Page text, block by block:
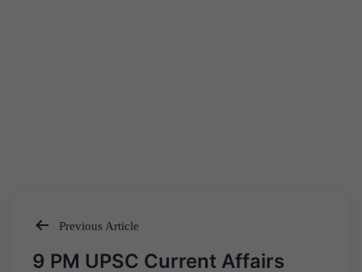
Post
Previous Article
9 PM UPSC Current Affairs